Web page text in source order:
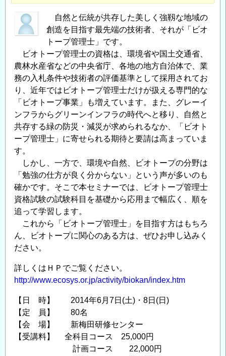
し
て
が
で
き
る
の
か
in
東
京
の
自然と伝統が共存した美しく強靱な地域の
創造を目指す最先端の技術者、それが「ビオ
トープ管理士」です。
ビオトープ管理士の資格は、環境省や国土交通省、
農林水産省などの中央省庁、各地の地方自治体で、業
務の入札条件や技術者の評価基準として採用されてお
り、近年ではビオトープ管理士だけが扱える専門的な
「ビオトープ事業」も増えています。また、グレーイ
ンフラからグリーンインフラの時代へと移り、自然と
共存する緑の防災・減災が求められるなか、「ビオト
ープ管理士」に寄せられる期待と要請は高まっていま
す。
しかし、一方で、環境や自然、ビオトープの分野は
「勉強の仕方が良く分からない」という声が多いのも
確かです。そこで本セミナーでは、ビオトープ管理士
資格試験の試験科目を基礎から応用まで幅広く、順を
追って学習します。
これから「ビオトープ管理士」を目指す方はもちろ
ん、ビオトープに関心のある方は、ぜひお申し込みく
ださい。
詳しくはＨＰでご覧ください。
http://www.ecosys.or.jp/activity/biokan/index.htm
【日 時】 2014年6月7日(土)・8日(日)
【定 員】 80名
【会 場】 新梅田研修センター
【受講料】 全科目コース 25,000円
計画コース 22,000円